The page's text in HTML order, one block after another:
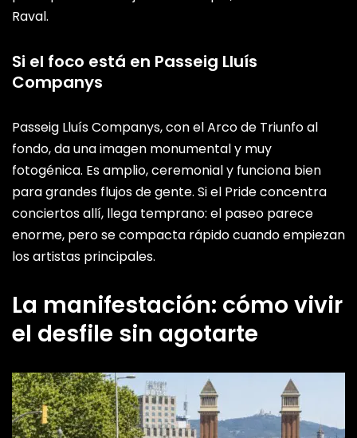
Raval.
Si el foco está en Passeig Lluís
Companys
Passeig Lluís Companys, con el Arco de Triunfo al
fondo, da una imagen monumental y muy
fotogénica. Es amplio, ceremonial y funciona bien
para grandes flujos de gente. Si el Pride concentra
conciertos allí, llega temprano: el paseo parece
enorme, pero se compacta rápido cuando empiezan
los artistas principales.
La manifestación: cómo vivir
el desfile sin agotarte